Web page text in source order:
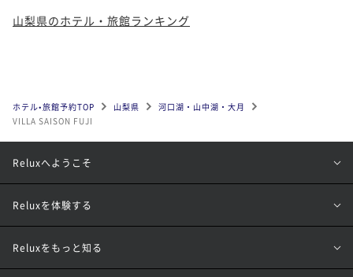
山梨県のホテル・旅館ランキング
ホテル•旅館予約TOP 山梨県
河口湖・山中湖・大月
VILLA SAISON FUJI
Reluxへようこそ
Reluxを体験する
Reluxをもっと知る